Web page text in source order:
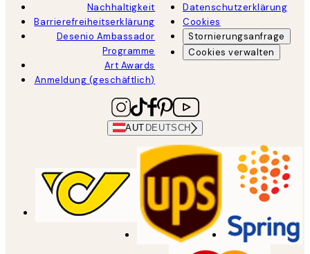
Nachhaltigkeit
Barrierefreiheitserklärung
Desenio Ambassador
Programme
Art Awards
Anmeldung (geschäftlich)
Datenschutzerklärung
Cookies
Stornierungsanfrage
Cookies verwalten
AUT DEUTSCH